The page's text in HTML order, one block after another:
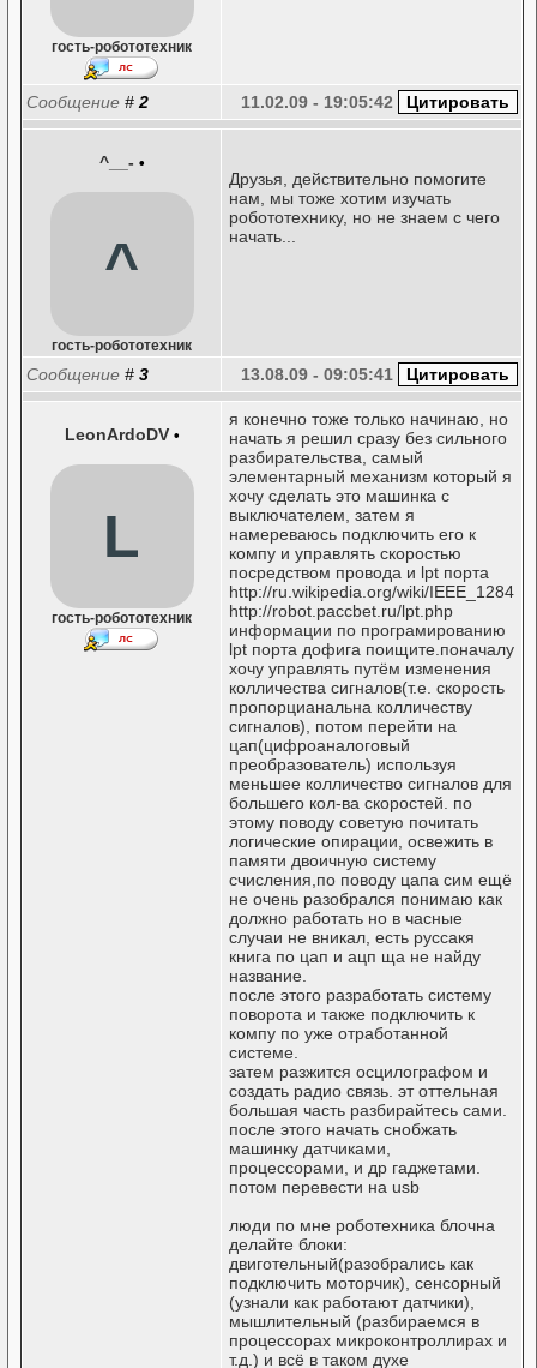
гость-робототехник
Сообщение # 2 11.02.09 - 19:05:42
^__- •
^
гость-робототехник
Друзья, действительно помогите
нам, мы тоже хотим изучать
робототехнику, но не знаем с чего
начать...
Сообщение # 3 13.08.09 - 09:05:41
LeonArdoDV •
L
гость-робототехник
я конечно тоже только начинаю, но
начать я решил сразу без сильного
разбирательства, самый
элементарный механизм который я
хочу сделать это машинка с
выключателем, затем я
намереваюсь подключить его к
компу и управлять скоростью
посредством провода и lpt порта
http://ru.wikipedia.org/wiki/IEEE_1284
http://robot.paccbet.ru/lpt.php
информации по програмированию
lpt порта дофига поищите.поначалу
хочу управлять путём изменения
колличества сигналов(т.е. скорость
пропорцианальна колличеству
сигналов), потом перейти на
цап(цифроаналоговый
преобразователь) используя
меньшее колличество сигналов для
большего кол-ва скоростей. по
этому поводу советую почитать
логические опирации, освежить в
памяти двоичную систему
счисления,по поводу цапа сим ещё
не очень разобрался понимаю как
должно работать но в часные
случаи не вникал, есть руссакя
книга по цап и ацп ща не найду
название.
после этого разработать систему
поворота и также подключить к
компу по уже отработанной
системе.
затем разжится осцилографом и
создать радио связь. эт оттельная
большая часть разбирайтесь сами.
после этого начать снобжать
машинку датчиками,
процессорами, и др гаджетами.
потом перевести на usb
люди по мне роботехника блочна
делайте блоки:
двиготельный(разобрались как
подключить моторчик), сенсорный
(узнали как работают датчики),
мышлительный (разбираемся в
процессорах микроконтроллирах и
т.д.) и всё в таком духе